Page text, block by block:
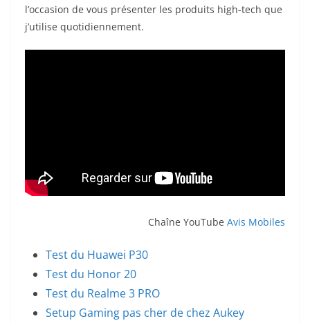
l’occasion de vous présenter les produits high-tech que
j’utilise quotidiennement.
Chaîne YouTube Avis Mobiles
Test du Huawei P30
Test du Honor 20
Test du Realme 3 PRO
Setup Gaming pas cher de chez Aukey